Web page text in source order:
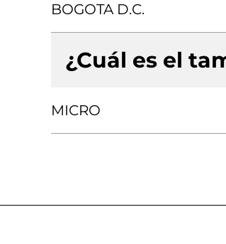
BOGOTA D.C.
¿Cuál es el
MICRO